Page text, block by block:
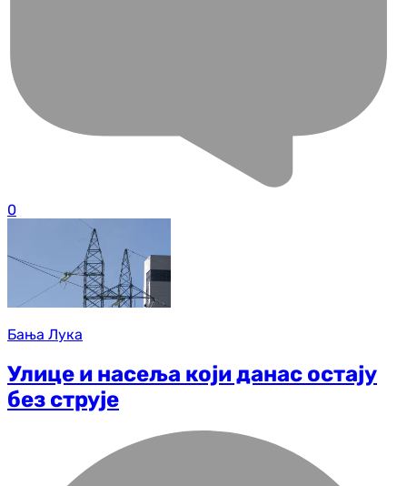
0
Бања Лука
Улице и насеља који данас остају
без струје